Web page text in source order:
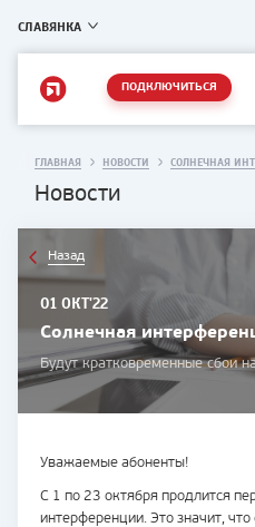
СЛАВЯНКА
ПОДКЛЮЧИТЬСЯ
ГЛАВНАЯ НОВОСТИ СОЛНЕЧНАЯ
Новости
Назад
01 ОКТ'22
Солнечная
Будут кратковременные сбои
Уважаемые абоненты!
С 1 по 23 октября продлится
интерференции. Это значит,